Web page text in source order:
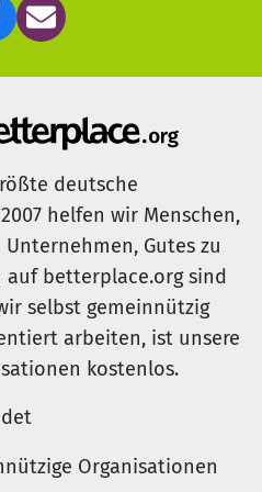
Verantwortung
uns beispielsweise 30 Euro.
Deiner Straße Freiraum.
zusammen.
deutsche
helfen wir Menschen,
Gutes zu
betterplace.org sind
selbst gemeinnützig
arbeiten, ist unsere
kostenlos.
Organisationen